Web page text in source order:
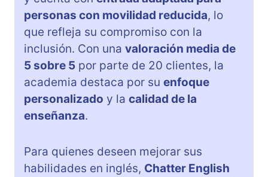
personas con movilidad reducida, lo
que refleja su compromiso con la
inclusión. Con una valoración media de
5 sobre 5 por parte de 20 clientes, la
academia destaca por su enfoque
personalizado y la calidad de la
enseñanza.
Para quienes deseen mejorar sus
habilidades en inglés, Chatter English